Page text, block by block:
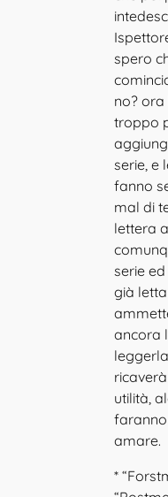
spero
no?
troppo
serie, e
fanno
mal di
lettera
serie ed
già
ancora
utilità,
amare.
*